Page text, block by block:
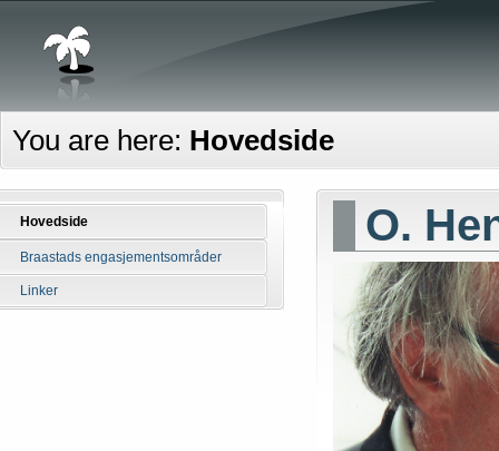
You are here: Hovedside
Hovedside
Braastads engasjementsområder
Linker
O.